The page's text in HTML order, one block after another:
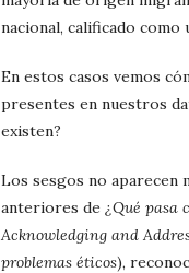
nacional, calificado como
En estos casos vemos
presentes en nuestros
existen?
Los sesgos no aparecen
anteriores de ¿Qué pasa
Acknowledging and
problemas éticos),